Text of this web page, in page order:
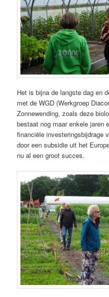
Het is bijna de langste dag en
met de WGD (Werkgroep
Zonnewending, zoals deze
bestaat nog maar enkele jaren
financiële investeringsbijdrage
door een subsidie uit het
nu al een groot succes.